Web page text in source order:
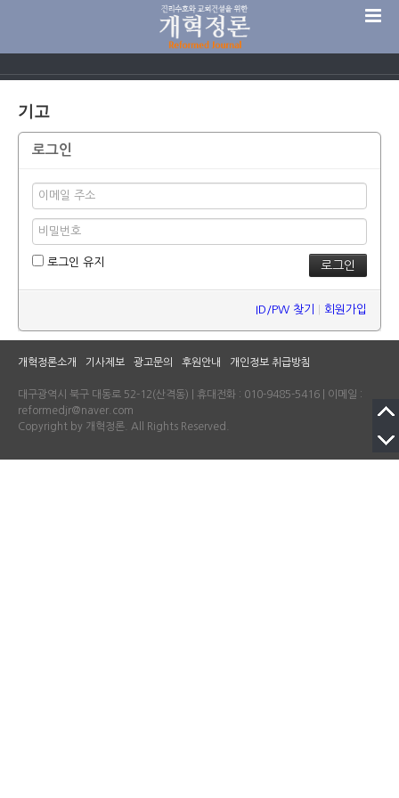
기고
로그인
로그인 유지
ID/PW 찾기 회원가입
개혁정론소개 기사제보 광고문의 후원안내 개인정보 취급방침
대구광역시 북구 대동로 52-12(산격동) | 휴대전화 : 010-9485-5416 | 이메일 :
reformedjr@naver.com
Copyright by 개혁정론. All Rights Reserved.